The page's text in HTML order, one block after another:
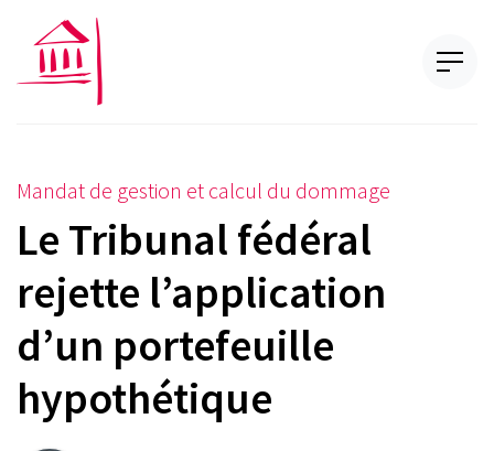
Mandat de gestion et calcul du dommage
Le Tribunal fédéral
rejette l’application
d’un portefeuille
hypothétique